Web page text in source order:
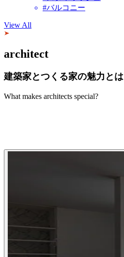
#バルコニー
View All
architect
建築家とつくる家の魅力とは
What makes architects special?